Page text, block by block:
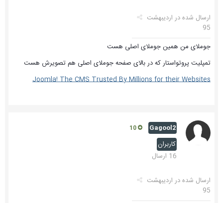
ارسال شده در اردیبهشت
95
جوملای من همین جوملای اصلی هست
تمپلیت پروتواستار که در بالای صفحه جوملای اصلی هم تصویرش هست
Joomla! The CMS Trusted By Millions for their Websites
Gagool2
کاربران
16 ارسال
ارسال شده در اردیبهشت
95